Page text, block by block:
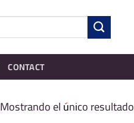
CONTACT
Mostrando el único resultado